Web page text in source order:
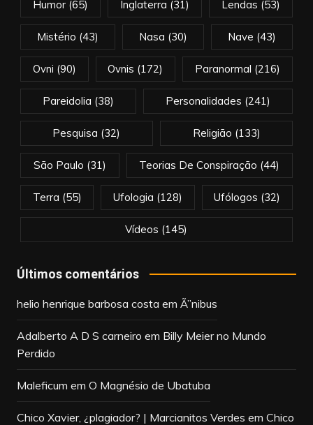
Humor(65) Inglaterra (31) Lendas (53)
Mistério (43) Nasa (30) Nave (43)
Ovni (90) Ovnis (172) Paranormal (216)
Pareidolia (38) Personalidades (241)
Pesquisa (32) Religião (133)
São Paulo (31) Teorias De Conspiração (44)
Terra (55) Ufologia (128) Ufólogos (32)
Vídeos (145)
Últimos comentários
helio henrique barbosa costa em Ã”nibus
Adalberto A D S carneiro em Billy Meier no Mundo
Perdido
Maleficum em O Magnésio de Ubatuba
Chico Xavier, ¿plagiador? | Marcianitos Verdes em Chico